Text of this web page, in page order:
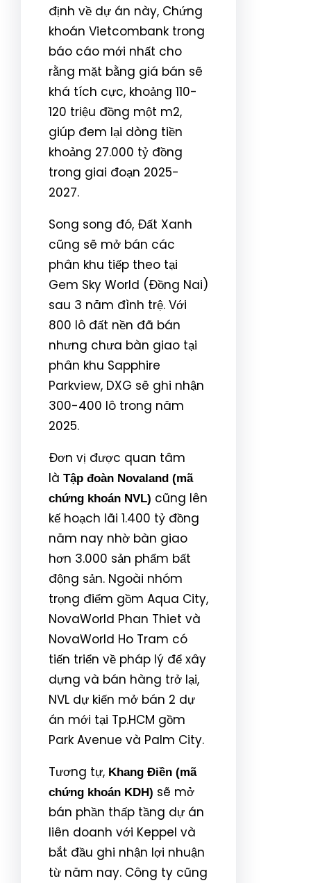
định về dự án này, Chứng
khoán Vietcombank trong
báo cáo mới nhất cho
rằng mặt bằng giá bán sẽ
khá tích cực, khoảng 110-
120 triệu đồng một m2,
giúp đem lại dòng tiền
khoảng 27.000 tỷ đồng
trong giai đoạn 2025-
2027.
Song song đó, Đất Xanh
cũng sẽ mở bán các
phân khu tiếp theo tại
Gem Sky World (Đồng Nai)
sau 3 năm đình trệ. Với
800 lô đất nền đã bán
nhưng chưa bàn giao tại
phân khu Sapphire
Parkview, DXG sẽ ghi nhận
300-400 lô trong năm
2025.
Đơn vị được quan tâm
là Tập đoàn Novaland (mã
chứng khoán NVL) cũng lên
kế hoạch lãi 1.400 tỷ đồng
năm nay nhờ bàn giao
hơn 3.000 sản phẩm bất
động sản. Ngoài nhóm
trọng điểm gồm Aqua City,
NovaWorld Phan Thiet và
NovaWorld Ho Tram có
tiến triển về pháp lý để xây
dựng và bán hàng trở lại,
NVL dự kiến mở bán 2 dự
án mới tại Tp.HCM gồm
Park Avenue và Palm City.
Tương tự, Khang Điền (mã
chứng khoán KDH) sẽ mở
bán phần thấp tầng dự án
liên doanh với Keppel và
bắt đầu ghi nhận lợi nhuận
từ năm nay. Công ty cũng